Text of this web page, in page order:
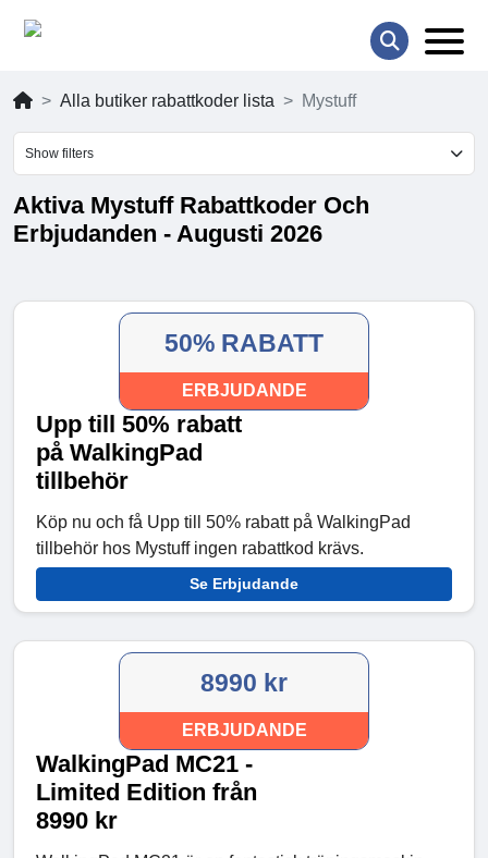
Alla butiker rabattkoder lista Mystuff
Show filters
Aktiva Mystuff Rabattkoder Och
Erbjudanden - Augusti 2026
50% RABATT
ERBJUDANDE
Upp till 50% rabatt
på WalkingPad
tillbehör
Köp nu och få Upp till 50% rabatt på WalkingPad
tillbehör hos Mystuff ingen rabattkod krävs.
Se Erbjudande
8990 kr
ERBJUDANDE
WalkingPad MC21 -
Limited Edition från
8990 kr